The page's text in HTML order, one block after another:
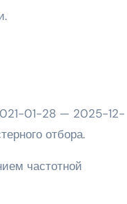
01-28 — 2025-12-
отбора.
частотной